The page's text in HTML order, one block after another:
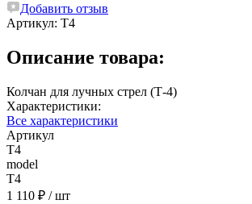
Добавить отзыв
Артикул: T4
Описание товара:
Колчан для лучных стрел (Т-4)
Характеристики:
Все характеристики
Артикул
T4
model
T4
1 110 ₽ / шт